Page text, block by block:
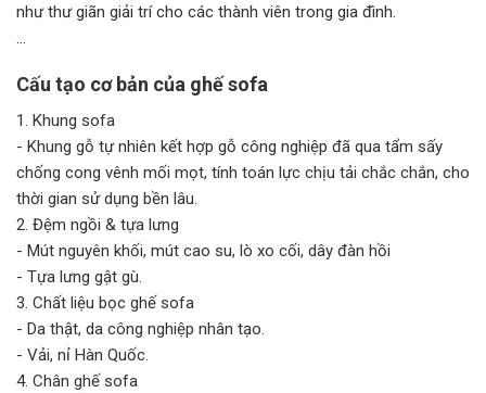
như thư giãn giải trí cho các thành viên trong gia đình.
Cấu tạo cơ bản của ghế sofa
1. Khung sofa
- Khung gỗ tự nhiên kết hợp gỗ công nghiệp đã qua tẩm sấy
chống cong vênh mối mọt, tính toán lực chịu tải chắc chắn, cho
thời gian sử dụng bền lâu.
2. Đệm ngồi & tựa lưng
- Mút nguyên khối, mút cao su, lò xo cối, dây đàn hồi
- Tựa lưng gật gù.
3. Chất liệu bọc ghế sofa
- Da thật, da công nghiệp nhân tạo.
- Vải, nỉ Hàn Quốc.
4. Chân ghế sofa